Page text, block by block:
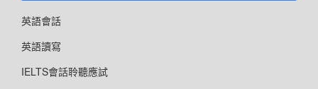
英語會話
英語讀寫
IELTS會話聆聽應試